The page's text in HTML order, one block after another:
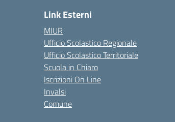
Link Esterni
MIUR
Ufficio Scolastico Regionale
Ufficio Scolastico Territoriale
Scuola in Chiaro
Iscrizioni On Line
Invalsi
Comune